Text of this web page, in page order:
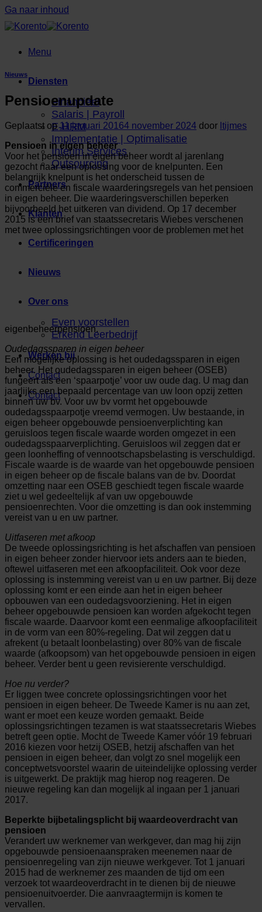
Ga naar inhoud
Menu
Diensten
Financieel
Salaris | Payroll
E-HRM
Implementatie | Optimalisatie
Interim Services
Outsourcing
Partners
Klanten
Certificeringen
Nieuws
Over ons
Even voorstellen
Erkend Leerbedrijf
Werken bij
Contact
Contact
Nieuws
Pensioenupdate
Geplaatst op11 januari 20164 november 2024 door ltijmes
Pensioen in eigen beheer
Voor het pensioen in eigen beheer wordt al jarenlang
gezocht naar een oplossing voor de knelpunten. Een
belangrijk knelpunt is het onderscheid tussen de
commerciële en fiscale waarderingsregels van het pensioen
in eigen beheer. Die waarderingsverschillen beperken
bijvoorbeeld het uitkeren van dividend. Op 17 december
2015 is een brief van staatssecretaris Wiebes verschenen
met twee oplossingsrichtingen voor de problemen met het
eigenbeheerpensioen.
Oudedagssparen in eigen beheer
Een mogelijke oplossing is het oudedagssparen in eigen
beheer. Het oudedagssparen in eigen beheer (OSEB)
fungeert als een ‘spaarpotje’ voor uw oude dag. U mag dan
jaarlijks een bepaald percentage van uw loon opzij zetten
binnen uw bv. Voor uw bv vormt het opgebouwde
oudedagsspaarpotje vreemd vermogen. Uw bestaande, in
eigen beheer opgebouwde pensioenverplichting kan
geruisloos tegen fiscale waarde worden omgezet in een
oudedagsspaarverplichting. Geruisloos wil zeggen dat er
geen loonheffing of vennootschapsbelasting is verschuldigd.
Fiscale waarde is de waarde van het opgebouwde pensioen
in eigen beheer op de fiscale balans van de bv. Doordat
omzetting naar een OSEB geschiedt tegen fiscale waarde
ziet u wel gedeeltelijk af van uw opgebouwde
pensioenrechten. Voor die omzetting is dan ook instemming
vereist van u en uw partner.
Uitfaseren met afkoop
De tweede oplossingsrichting is het afschaffen van pensioen
in eigen beheer zonder hiervoor iets anders aan te bieden,
oftewel uitfaseren met een afkoopfaciliteit. Ook voor deze
oplossing is instemming vereist van u en uw partner. Bij deze
oplossing komt er een einde aan het in eigen beheer
opbouwen van een oudedagsvoorziening. Het in eigen
beheer opgebouwde pensioen kan worden afgekocht tegen
fiscale waarde. Daarvoor komt een eenmalige afkoopfaciliteit
in de vorm van een 80%-regeling. Dat wil zeggen dat u
afrekent (u betaalt loonbelasting) over 80% van de fiscale
waarde (afkoopsom) van het opgebouwde pensioen in eigen
beheer. Verder bent u geen revisierente verschuldigd.
Hoe nu verder?
Er liggen twee concrete oplossingsrichtingen voor het
pensioen in eigen beheer. De Tweede Kamer is nu aan zet,
want er moet een keuze worden gemaakt. Beide
oplossingsrichtingen tezamen is wat staatssecretaris Wiebes
betreft geen optie. Mocht de Tweede Kamer vóór 19 februari
2016 kiezen voor hetzij OSEB, hetzij afschaffen van het
pensioen in eigen beheer, dan volgt zo snel mogelijk een
conceptwetsvoorstel waarin de uiteindelijke oplossing verder
is uitgewerkt. De praktijk mag hierop nog reageren. De
nieuwe regeling kan dan mogelijk al ingaan per 1 januari
2017.
Beperkte bijbetalingsplicht bij waardeoverdracht van
pensioen
Verandert uw werknemer van werkgever, dan mag hij zijn
opgebouwde pensioenaanspraken meenemen naar de
pensioenregeling van zijn nieuwe werkgever. Tot 1 januari
2015 had de werknemer zes maanden de tijd om een
verzoek tot waardeoverdracht in te dienen bij de nieuwe
pensioenuitvoerder. Die aanvraagtermijn is komen te
vervallen.